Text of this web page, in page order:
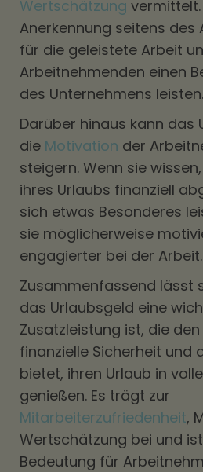
Wertschätzung vermittelt.
Anerkennung seitens des
für die geleistete Arbeit
Arbeitnehmenden einen
des Unternehmens leisten.
Darüber hinaus kann das
die Motivation der
steigern. Wenn sie
ihres Urlaubs finanziell
sich etwas Besonderes
sie möglicherweise
engagierter bei der Arbeit.
Zusammenfassend lässt
das Urlaubsgeld eine
Zusatzleistung ist, die
finanzielle Sicherheit und
bietet, ihren Urlaub in
genießen. Es trägt zur
Mitarbeiterzufriedenheit,
Wertschätzung bei und
Bedeutung für